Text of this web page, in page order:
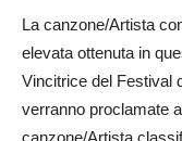
La canzone/Artista
elevata ottenuta in
Vincitrice del Festival
verranno proclamate
canzone/Artista